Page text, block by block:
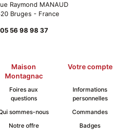
produit
Raymond MANAUD
Bruges - France
05 56 98 98 37
Maison
Montagnac
Votre compte
Foires aux
questions
sommes-nous
Notre offre
Informations
personnelles
Commandes
Badges